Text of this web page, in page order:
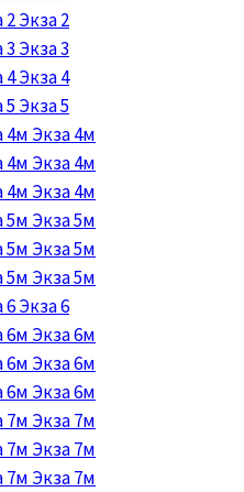
Экза 2
Экза 3
Экза 4
Экза 5
Экза 4м
Экза 4м
Экза 4м
Экза 5м
Экза 5м
Экза 5м
Экза 6
Экза 6м
Экза 6м
Экза 6м
Экза 7м
Экза 7м
Экза 7м